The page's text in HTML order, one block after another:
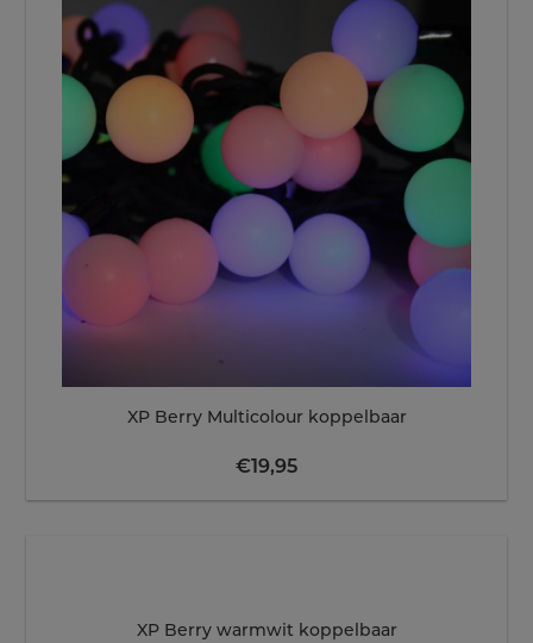
XP Berry Multicolour koppelbaar
€19,95
XP Berry warmwit koppelbaar